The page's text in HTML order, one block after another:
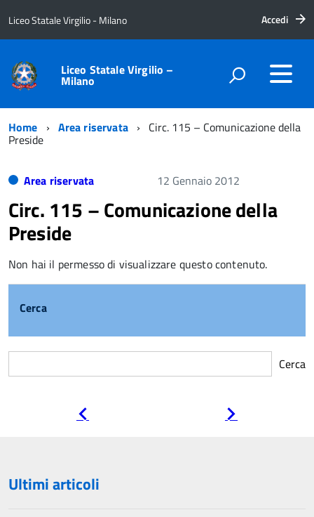
Liceo Statale Virgilio - Milano Accedi
Liceo Statale Virgilio –
Milano
Home Area riservata Circ. 115 – Comunicazione della
Preside
Area riservata 12 Gennaio 2012
Circ. 115 – Comunicazione della
Preside
Non hai il permesso di visualizzare questo contenuto.
Cerca
Cerca
Ultimi articoli